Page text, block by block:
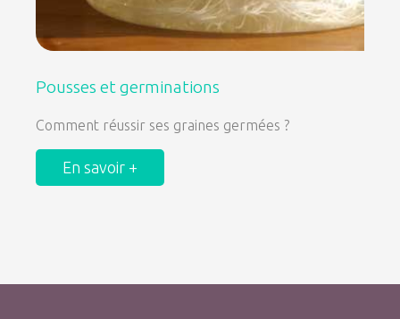
Pousses et germinations
Comment réussir ses graines germées ?
En savoir +